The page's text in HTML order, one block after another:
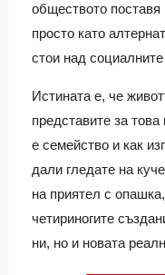
обществото поставя
просто като
стои над
Истината е, че
представите за
е семейство и как
дали гледате на
на приятел с
четириногите
ни, но и новата